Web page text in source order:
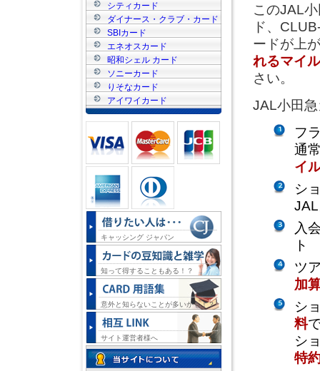
このJAL
ド、
ードが上
れるマイ
さい。
JAL小田
フ
通
イ
シ
入
ト
ツ
加
シ
料
シ
特
シティカード
ダイナース・クラブ・カード
SBIカード
エネオスカード
昭和シェル カード
ソニーカード
りそなカード
アイワイカード
キャッシング ジャパン
知って得することもある！？
意外と知らないことが多いかも！？
サイト運営者様へ